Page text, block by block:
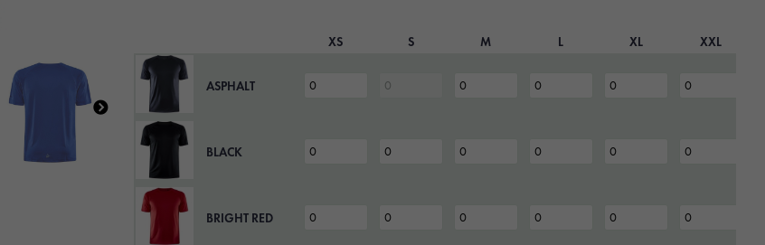
XS S M L XL XXL
ASPHALT
BLACK
BRIGHT RED